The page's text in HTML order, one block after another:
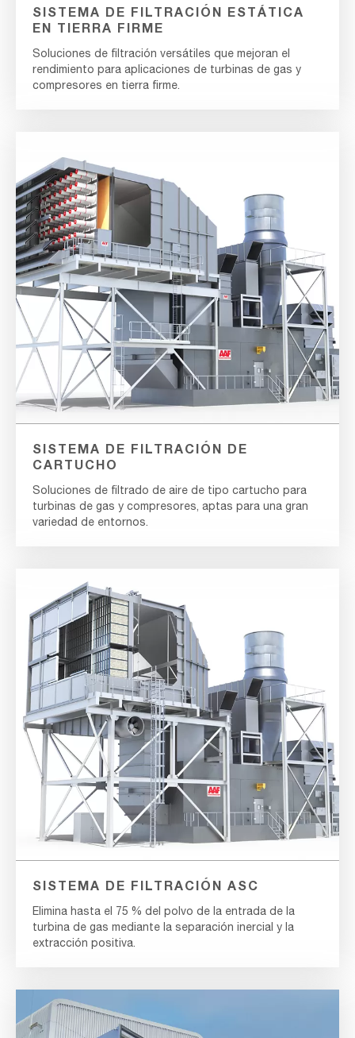
SISTEMA DE FILTRACIÓN ESTÁTICA
EN TIERRA FIRME
Soluciones de filtración versátiles que mejoran el
rendimiento para aplicaciones de turbinas de gas y
compresores en tierra firme.
SISTEMA DE FILTRACIÓN DE
CARTUCHO
Soluciones de filtrado de aire de tipo cartucho para
turbinas de gas y compresores, aptas para una gran
variedad de entornos.
SISTEMA DE FILTRACIÓN ASC
Elimina hasta el 75 % del polvo de la entrada de la
turbina de gas mediante la separación inercial y la
extracción positiva.